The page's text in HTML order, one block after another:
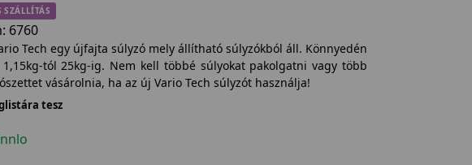
SZÁLLÍTÁS
6760
Tech egy újfajta súlyzó mely állítható súlyzókból áll. Könnyedén
tól 25kg-ig. Nem kell többé súlyokat pakolgatni vagy több
vásárolnia, ha az új Vario Tech súlyzót használja!
tesz